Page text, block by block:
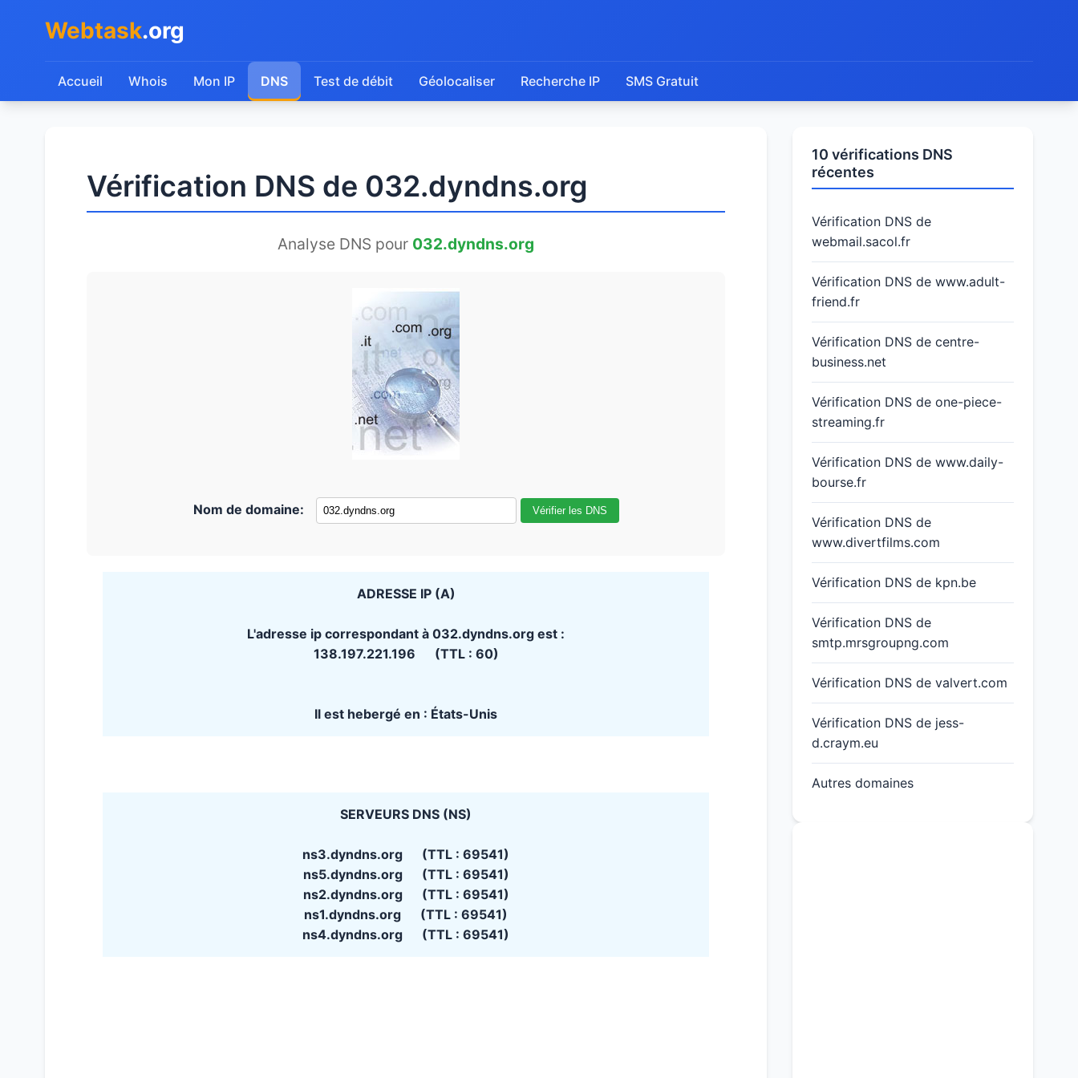
Webtask.org
Accueil Whois Mon IP DNS Test de débit Géolocaliser Recherche IP SMS Gratuit
Vérification DNS de 032.dyndns.org
Analyse DNS pour 032.dyndns.org
Nom de domaine: Vérifier les DNS
ADRESSE IP (A)
L'adresse ip correspondant à 032.dyndns.org est :
138.197.221.196 (TTL : 60)
Il est hebergé en : États-Unis
SERVEURS DNS (NS)
ns3.dyndns.org (TTL : 69541)
ns5.dyndns.org (TTL : 69541)
ns2.dyndns.org (TTL : 69541)
ns1.dyndns.org (TTL : 69541)
ns4.dyndns.org (TTL : 69541)
10 vérifications DNS
récentes
Vérification DNS de
webmail.sacol.fr
Vérification DNS de www.adult-
friend.fr
Vérification DNS de centre-
business.net
Vérification DNS de one-piece-
streaming.fr
Vérification DNS de www.daily-
bourse.fr
Vérification DNS de
www.divertfilms.com
Vérification DNS de kpn.be
Vérification DNS de
smtp.mrsgroupng.com
Vérification DNS de valvert.com
Vérification DNS de jess-
d.craym.eu
Autres domaines